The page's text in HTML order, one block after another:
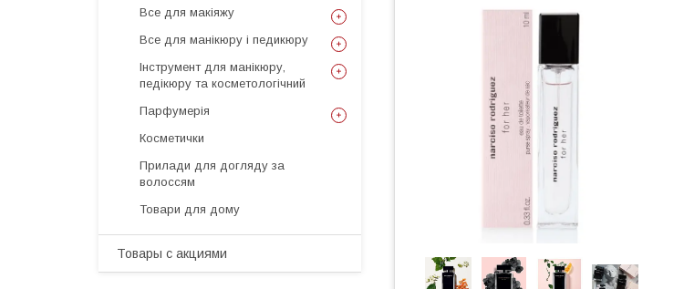
Все для макіяжу
Все для манікюру і педикюру
Інструмент для манікюру,
педікюру та косметологічний
Парфумерія
Косметички
Прилади для догляду за
волоссям
Товари для дому
Товары с акциями